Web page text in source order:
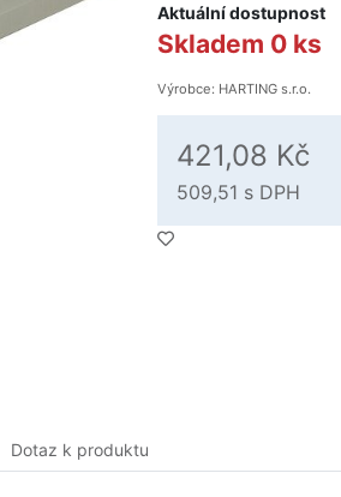
Aktuální dostupnost
Skladem 0 ks
Výrobce: HARTING s.r.o.
421,08 Kč
509,51 s DPH
Dotaz k produktu